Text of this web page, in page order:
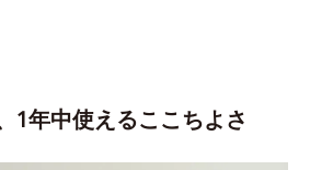
1年中使えるここちよさ